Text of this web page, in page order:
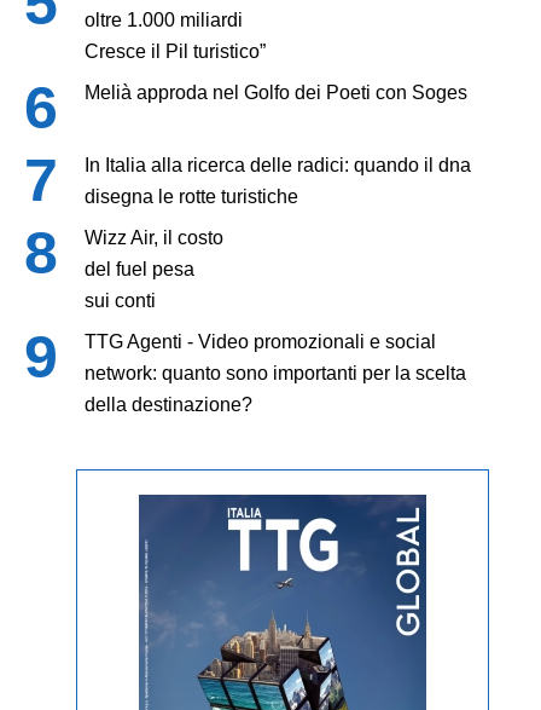
oltre 1.000 miliardi
Cresce il Pil turistico”
Melià approda nel Golfo dei Poeti con Soges
In Italia alla ricerca delle radici: quando il dna
disegna le rotte turistiche
Wizz Air, il costo
del fuel pesa
sui conti
TTG Agenti - Video promozionali e social
network: quanto sono importanti per la scelta
della destinazione?